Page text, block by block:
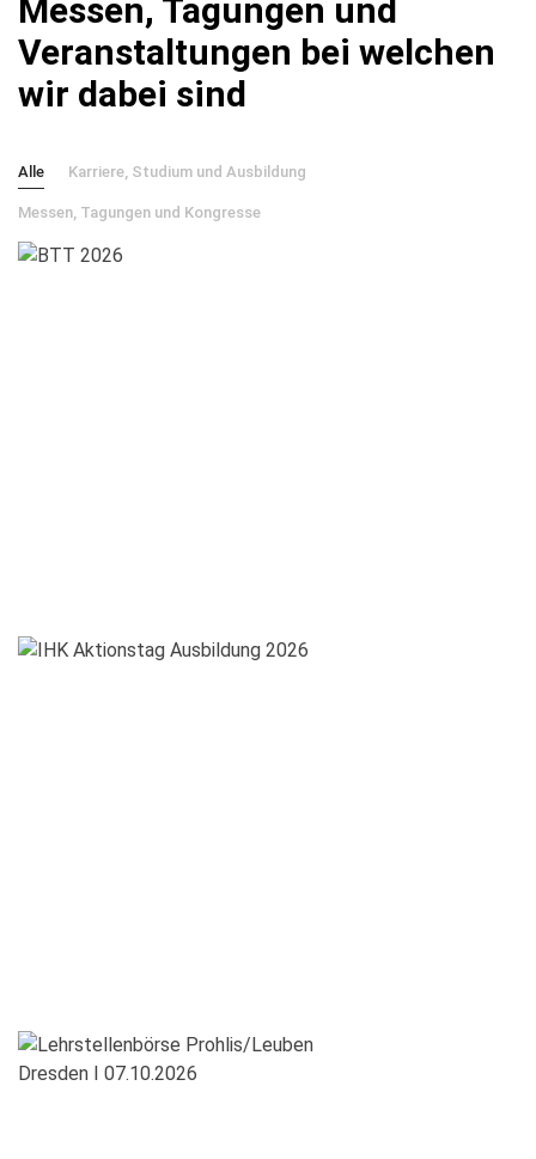
Messen, Tagungen und
Veranstaltungen bei welchen
wir dabei sind
Alle Karriere, Studium und Ausbildung
Messen, Tagungen und Kongresse